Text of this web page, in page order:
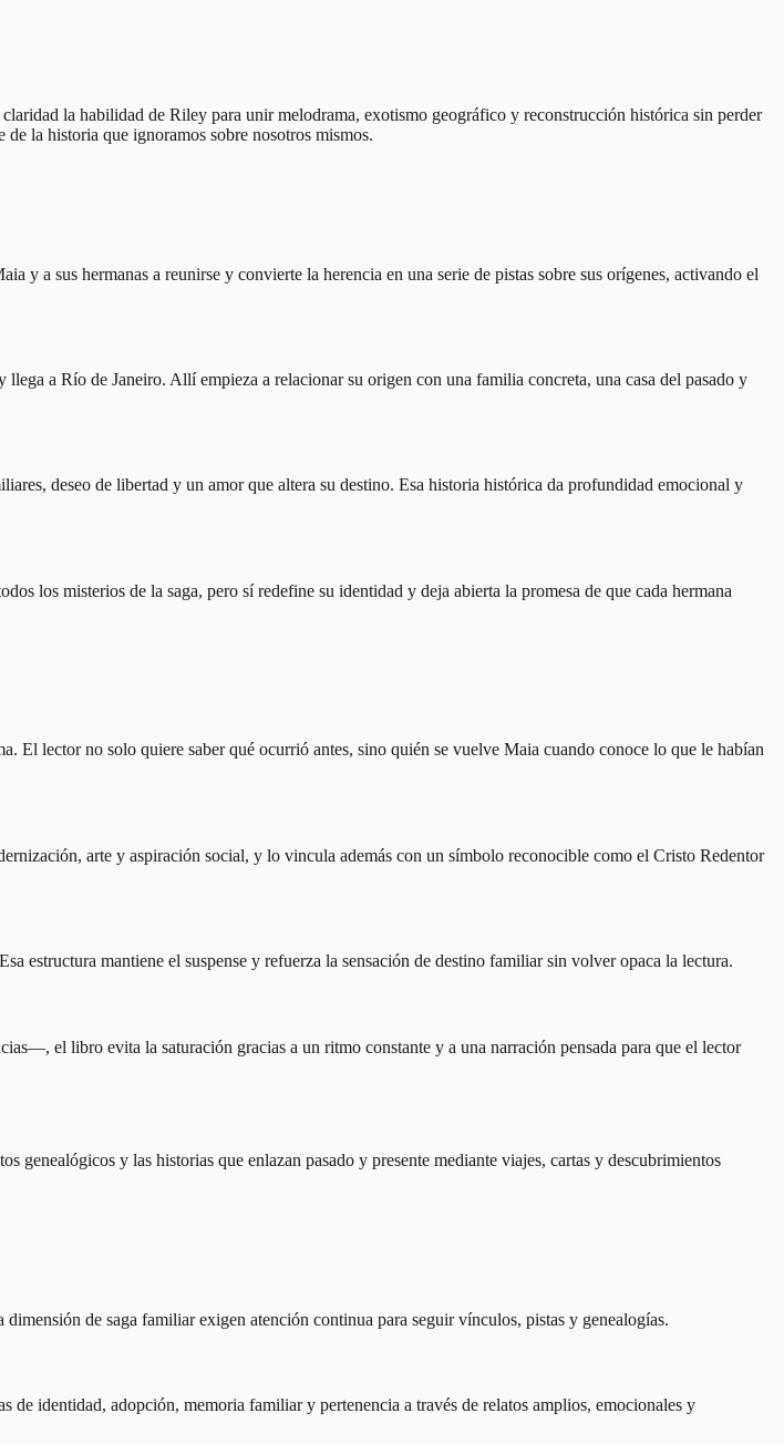
la habilidad de Riley para unir melodrama, exotismo geográfico y reconstrucción histórica sin perder
la historia que ignoramos sobre nosotros mismos.
a sus hermanas a reunirse y convierte la herencia en una serie de pistas sobre sus orígenes, activando el
a Río de Janeiro. Allí empieza a relacionar su origen con una familia concreta, una casa del pasado y
deseo de libertad y un amor que altera su destino. Esa historia histórica da profundidad emocional y
los misterios de la saga, pero sí redefine su identidad y deja abierta la promesa de que cada hermana
El lector no solo quiere saber qué ocurrió antes, sino quién se vuelve Maia cuando conoce lo que le habían
arte y aspiración social, y lo vincula además con un símbolo reconocible como el Cristo Redentor
estructura mantiene el suspense y refuerza la sensación de destino familiar sin volver opaca la lectura.
el libro evita la saturación gracias a un ritmo constante y a una narración pensada para que el lector
genealógicos y las historias que enlazan pasado y presente mediante viajes, cartas y descubrimientos
de saga familiar exigen atención continua para seguir vínculos, pistas y genealogías.
identidad, adopción, memoria familiar y pertenencia a través de relatos amplios, emocionales y